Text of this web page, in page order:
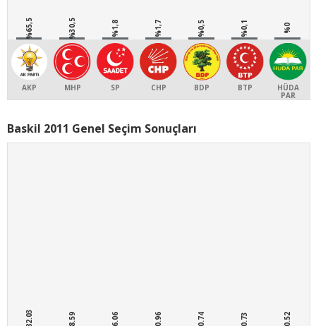
%65,5
AKP
%30,5
MHP
%1,8
SP
%1,7
CHP
%0,5
BDP
%0,1
BTP
%0
HÜDA
PAR
Baskil 2011 Genel Seçim Sonuçları